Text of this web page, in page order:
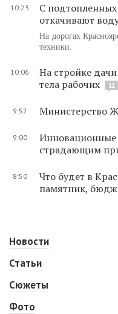
10:23
С
откачивают
На дорогах
техники.
10:06
На стройке
тела рабочих
11
9:52 Министерство
9:00
Инновационные
страдающим
8:50
Что будет в
памятник,
Новости
Статьи
Сюжеты
Фото